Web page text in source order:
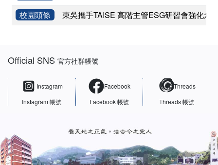
校園頭條
東吳攜手TAISE 高階主管ESG研習會強化永
Official SNS官方社群帳號
Instagram
Instagram 帳號
Facebook
Facebook 帳號
Threads
Threads 帳號